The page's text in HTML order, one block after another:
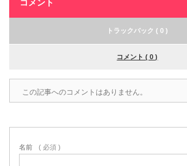
コメント
トラックバック ( 0 )
コメント ( 0 )
この記事へのコメントはありません。
名前 ( 必須 )